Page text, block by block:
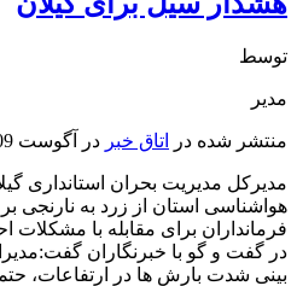
توسط
مدیر
منتشر شده در اتاق خبر در آگوست 09, 2022
مدیرکل مدیریت بحران استانداری
هواشناسی استان از زرد به نارنجی
فرمانداران برای مقابله با مشکلات
در گفت و گو با خبرنگاران
بینی شدت بارش ها در ارتفاعات،